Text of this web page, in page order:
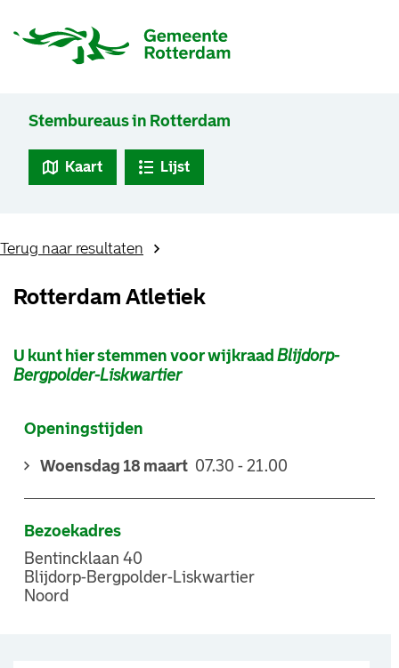
Stembureaus in Rotterdam
Kaart Lijst
Terug naar resultaten
Rotterdam Atletiek
U kunt hier stemmen voor wijkraad Blijdorp-
Bergpolder-Liskwartier
Openingstijden
Woensdag 18 maart 07.30 - 21.00
Bezoekadres
Bentincklaan 40
Blijdorp-Bergpolder-Liskwartier
Noord